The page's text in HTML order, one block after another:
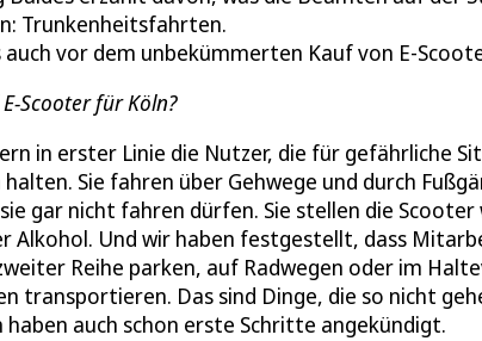
Trunkenheitsfahrten.
auch vor dem unbekümmerten Kauf von E-
Scooter für Köln?
in erster Linie die Nutzer, die für gefährliche
Sie fahren über Gehwege und durch
gar nicht fahren dürfen. Sie stellen die
Alkohol. Und wir haben festgestellt, dass
Reihe parken, auf Radwegen oder im
transportieren. Das sind Dinge, die so nicht
auch schon erste Schritte angekündigt.